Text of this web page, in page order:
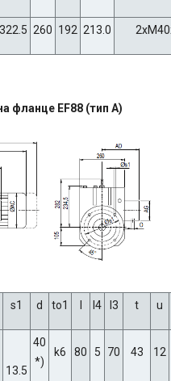
322.5 260 192 213.0
фланце EF88 (тип A)
s1 d to1 l4 l3 t u
13.5
40
*)
k6 80 5 70 43 12